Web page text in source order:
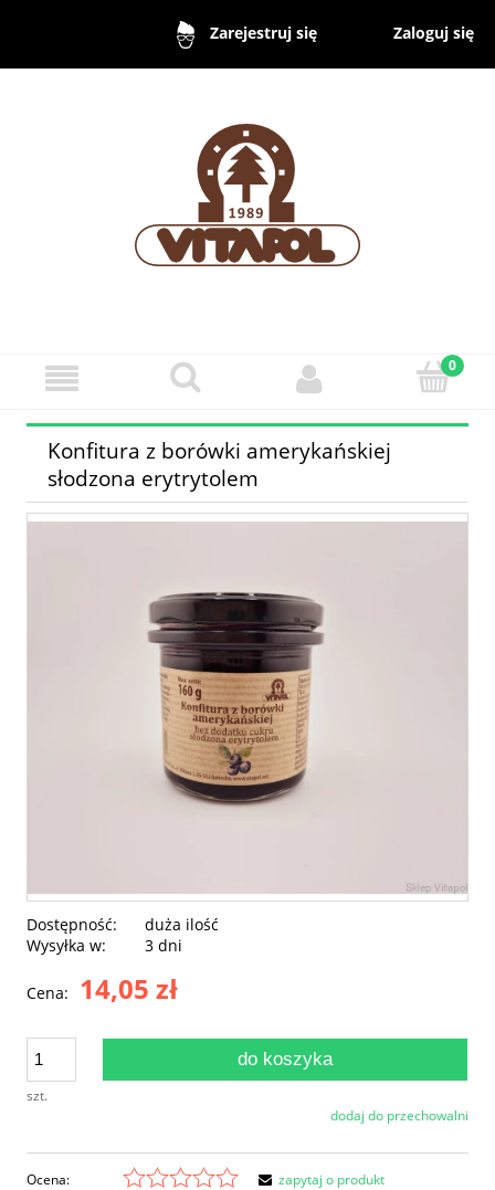
Zarejestruj się Zaloguj się
Konfitura z borówki amerykańskiej
słodzona erytrytolem
Dostępność:
duża ilość
Wysyłka w:
3 dni
Cena: 14,05 zł
szt.
do koszyka
dodaj do przechowalni
Ocena:
zapytaj o produkt